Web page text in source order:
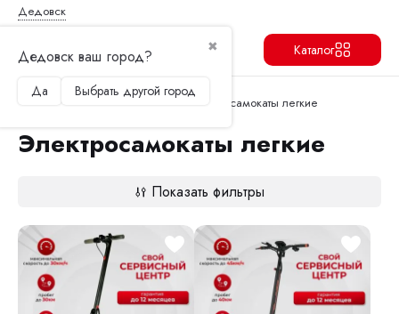
Дедовск
✖
Дедовск ваш город?
Да Выбрать другой город
Каталог
Главная Электросамокаты Электросамокаты легкие
Электросамокаты легкие
Показать фильтры
Продолжить Перейти в корзину